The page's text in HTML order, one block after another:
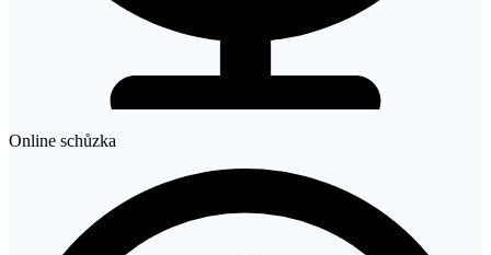
Online schůzka